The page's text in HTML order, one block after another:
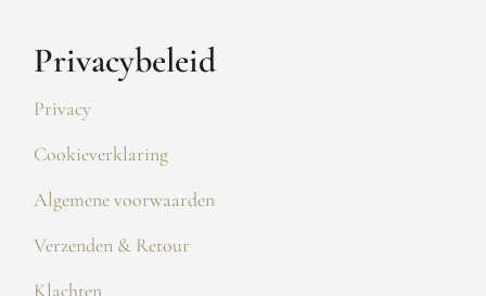
Privacybeleid
Privacy
Cookieverklaring
Algemene voorwaarden
Verzenden & Retour
Klachten